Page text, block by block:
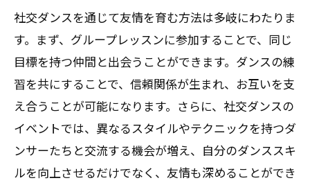
社交ダンスを通じて友情を育む方法は多岐にわたりま
す。まず、グループレッスンに参加することで、同じ
目標を持つ仲間と出会うことができます。ダンスの練
習を共にすることで、信頼関係が生まれ、お互いを支
え合うことが可能になります。さらに、社交ダンスの
イベントでは、異なるスタイルやテクニックを持つダ
ンサーたちと交流する機会が増え、自分のダンススキ
ルを向上させるだけでなく、友情も深めることができ